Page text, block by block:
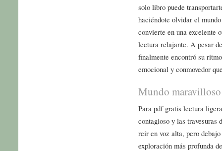
solo libro puede
haciéndote olvidar el
convierte en una excelente
lectura relajante. A pesar
finalmente encontró su
emocional y conmovedor
Mundo
Para pdf gratis lectura
contagioso y las
reír en voz alta, pero
exploración más profunda